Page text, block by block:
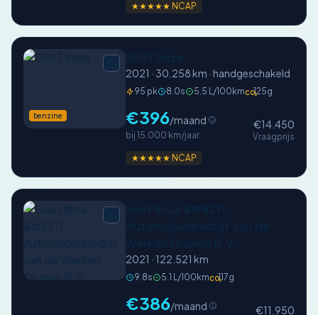
★★★★★ NCAP
benzine
2021 · 30.258 km · handgeschakeld
95 pk 8.0s 5.5 L/100kmCO₂125g
€396/maand
bij 15.000 km/jaar
€14.450
Vraagprijs
★★★★★ NCAP
2021 · 122.521 km
9.8s 5.1 L/100kmCO₂117g
€386/maand €11.950